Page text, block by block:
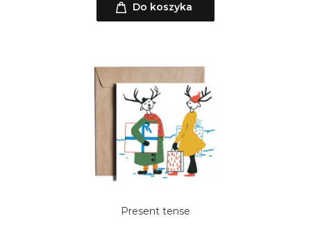
Do koszyka
Present tense